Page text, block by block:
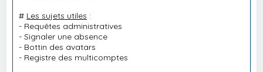
# Les sujets utiles :
- Requêtes administratives
-Signaler une absence
- Bottin des avatars
- Registre des multicomptes